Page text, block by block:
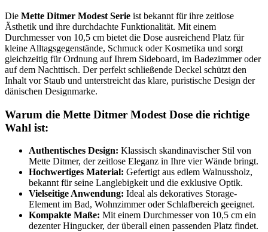
Die Mette Ditmer Modest Serie ist bekannt für ihre zeitlose
Ästhetik und ihre durchdachte Funktionalität. Mit einem
Durchmesser von 10,5 cm bietet die Dose ausreichend Platz für
kleine Alltagsgegenstände, Schmuck oder Kosmetika und sorgt
gleichzeitig für Ordnung auf Ihrem Sideboard, im Badezimmer oder
auf dem Nachttisch. Der perfekt schließende Deckel schützt den
Inhalt vor Staub und unterstreicht das klare, puristische Design der
dänischen Designmarke.
Warum die Mette Ditmer Modest Dose die richtige
Wahl ist:
Authentisches Design: Klassisch skandinavischer Stil von
Mette Ditmer, der zeitlose Eleganz in Ihre vier Wände bringt.
Hochwertiges Material: Gefertigt aus edlem Walnussholz,
bekannt für seine Langlebigkeit und die exklusive Optik.
Vielseitige Anwendung: Ideal als dekoratives Storage-
Element im Bad, Wohnzimmer oder Schlafbereich geeignet.
Kompakte Maße: Mit einem Durchmesser von 10,5 cm ein
dezenter Hingucker, der überall einen passenden Platz findet.